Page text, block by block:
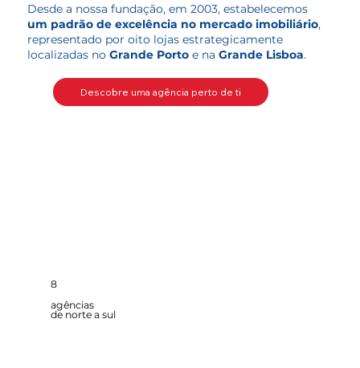
8
agências
de norte a sul
Desde a nossa fundação, em 2003, estabelecemos
um padrão de excelência no mercado imobiliário,
representado por oito lojas estrategicamente
localizadas noGrande Porto e naGrande Lisboa.
Descobre uma agência perto de ti